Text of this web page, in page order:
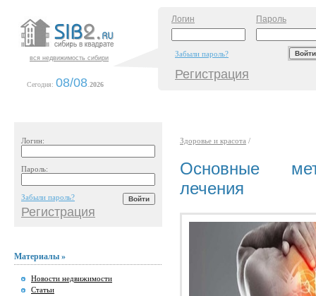
вся недвижимость сибири
Сегодня: 08/08 2026
Логин Пароль
Забыли пароль?
Регистрация
Логин:
Пароль:
Забыли пароль?
Регистрация
Материалы »
Новости недвижимости
Статьи
Здоровье и красота /
Основные
лечения